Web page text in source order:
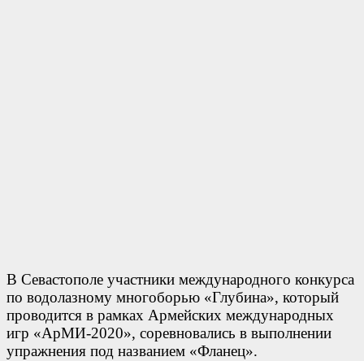
В Севастополе участники международного конкурса
по водолазному многоборью «Глубина», который
проводится в рамках Армейских международных
игр «АрМИ-2020», соревновались в выполнении
упражнения под названием «Фланец».